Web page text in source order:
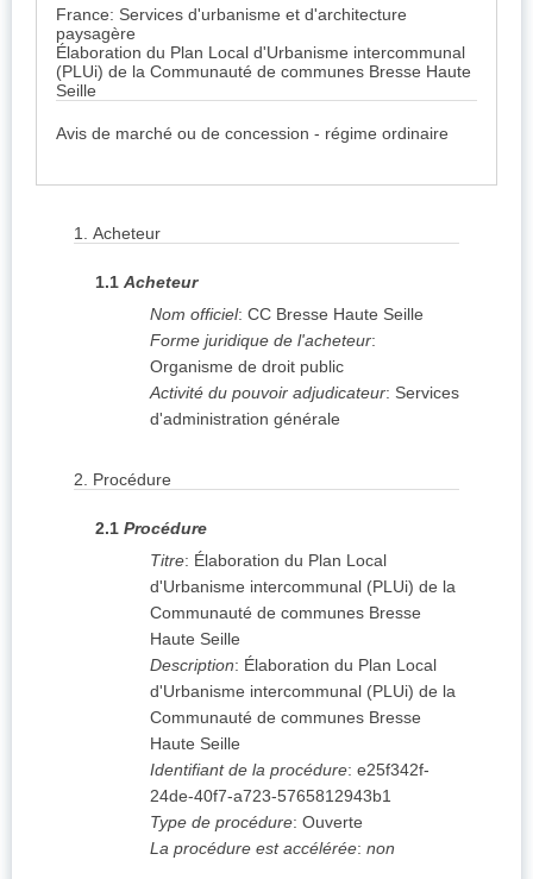
France: Services d'urbanisme et d'architecture
paysagère
Élaboration du Plan Local d'Urbanisme intercommunal
(PLUi) de la Communauté de communes Bresse Haute
Seille
Avis de marché ou de concession - régime ordinaire
1. Acheteur
1.1 Acheteur
Nom officiel: CC Bresse Haute Seille
Forme juridique de l'acheteur:
Organisme de droit public
Activité du pouvoir adjudicateur: Services
d'administration générale
2. Procédure
2.1 Procédure
Titre: Élaboration du Plan Local
d'Urbanisme intercommunal (PLUi) de la
Communauté de communes Bresse
Haute Seille
Description: Élaboration du Plan Local
d'Urbanisme intercommunal (PLUi) de la
Communauté de communes Bresse
Haute Seille
Identifiant de la procédure: e25f342f-
24de-40f7-a723-5765812943b1
Type de procédure: Ouverte
La procédure est accélérée: non